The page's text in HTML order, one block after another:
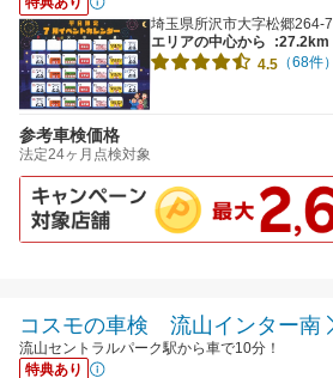
埼玉県所沢市大字松郷264-7
エリアの中心から
:27.2km
4.5 （68件）
参考車検価格
法定24ヶ月点検対象
コスモの車検 流山インター南
流山セントラルパーク駅から車で10分！
特典あり